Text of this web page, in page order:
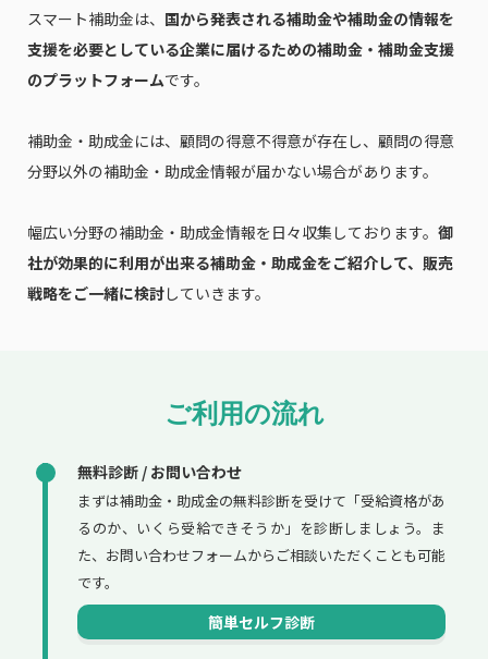
スマート補助金は、 国から発表される補助金や補助金の情報を
支援を必要としている企業に届けるための補助金・補助金支援
のプラットフォームです。
補助金・助成金には、顧問の得意不得意が存在し、顧問の得意
分野以外の補助金・助成金情報が届かない場合があります。
幅広い分野の補助金・助成金情報を日々収集しております。 御
社が効果的に利用が出来る補助金・助成金をご紹介して、販売
戦略をご一緒に検討していきます。
ご利用の流れ
無料診断 / お問い合わせ
まずは補助金・助成金の無料診断を受けて「受給資格があ
るのか、いくら受給できそうか」を診断しましょう。ま
た、お問い合わせフォームからご相談いただくことも可能
です。
簡単セルフ診断